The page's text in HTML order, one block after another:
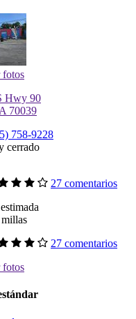
fotos
Hwy 90
70039
758-9228
cerrado
27 comentarios
27 comentarios
fotos